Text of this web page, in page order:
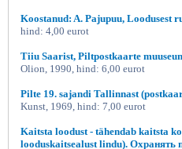
Koostanud: A. Pajupuu, Loodusest
hind: 4,00 eurot
Tiiu Saarist, Piltpostkaarte
Olion, 1990, hind: 6,00 eurot
Pilte 19. sajandi Tallinnast
Kunst, 1969, hind: 7,00 eurot
Kaitsta loodust - tähendab kaitsta
looduskaitsealust lindu). Охранять